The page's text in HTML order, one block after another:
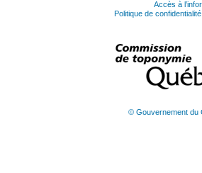
Accès à
Politique de confidentialité
© Gouvernement du